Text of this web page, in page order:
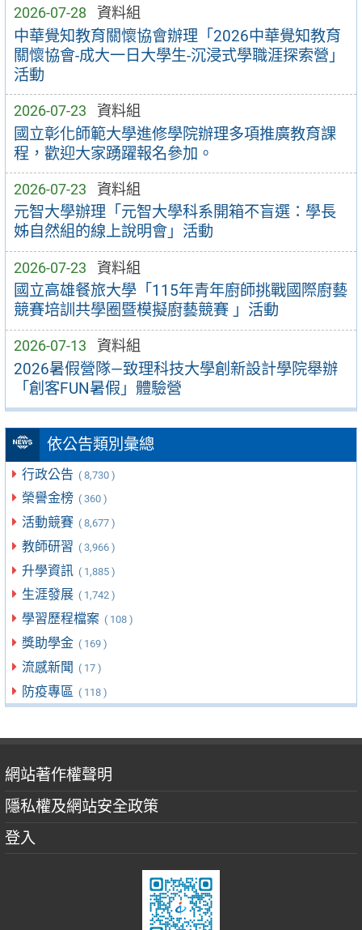
2026-07-28 資料組
中華覺知教育關懷協會辦理「2026中華覺知教育
關懷協會-成大一日大學生-沉浸式學職涯探索營」
活動
2026-07-23 資料組
國立彰化師範大學進修學院辦理多項推廣教育課
程，歡迎大家踴躍報名參加。
2026-07-23 資料組
元智大學辦理「元智大學科系開箱不盲選：學長
姊自然組的線上說明會」活動
2026-07-23 資料組
國立高雄餐旅大學「115年青年廚師挑戰國際廚藝
競賽培訓共學圈暨模擬廚藝競賽 」活動
2026-07-13 資料組
2026暑假營隊—致理科技大學創新設計學院舉辦
「創客FUN暑假」體驗營
依公告類別彙總
行政公告 ( 8,730 )
榮譽金榜 ( 360 )
活動競賽 ( 8,677 )
教師研習 ( 3,966 )
升學資訊 ( 1,885 )
生涯發展 ( 1,742 )
學習歷程檔案 ( 108 )
獎助學金 ( 169 )
流感新聞 ( 17 )
防疫專區 ( 118 )
網站著作權聲明
隱私權及網站安全政策
登入